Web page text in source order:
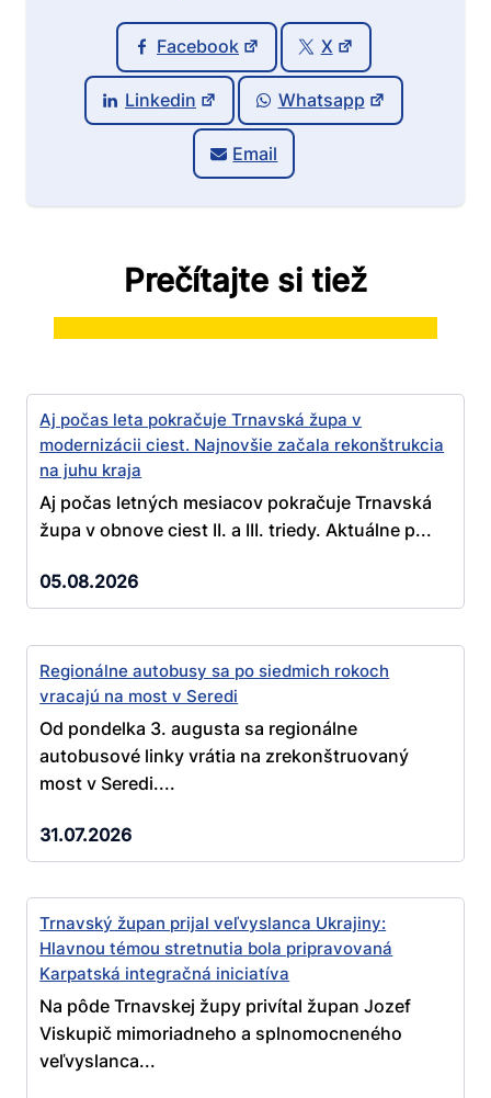
Facebook X
Linkedin Whatsapp
Email
Prečítajte si tiež
Aj počas leta pokračuje Trnavská župa v
modernizácii ciest. Najnovšie začala rekonštrukcia
na juhu kraja
Aj počas letných mesiacov pokračuje Trnavská
župa v obnove ciest II. a III. triedy. Aktuálne p...
05.08.2026
Regionálne autobusy sa po siedmich rokoch
vracajú na most v Seredi
Od pondelka 3. augusta sa regionálne
autobusové linky vrátia na zrekonštruovaný
most v Seredi....
31.07.2026
Trnavský župan prijal veľvyslanca Ukrajiny:
Hlavnou témou stretnutia bola pripravovaná
Karpatská integračná iniciatíva
Na pôde Trnavskej župy privítal župan Jozef
Viskupič mimoriadneho a splnomocneného
veľvyslanca...